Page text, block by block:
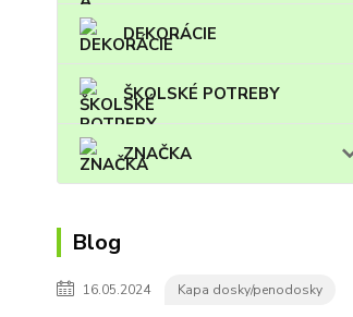
DEKORÁCIE
ŠKOLSKÉ POTREBY
ZNAČKA
Blog
16.05.2024 Kapa dosky/penodosky